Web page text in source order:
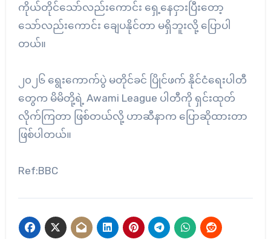
ကိုယ်တိုင်သော်လည်းကောင်း ရှေ့နေငှားပြီးတော့
သော်လည်းကောင်း ချေပနိုင်တာ မရှိဘူးလို့ ပြောပါ
တယ်။
၂၀၂၆ ရွေးကောက်ပွဲ မတိုင်ခင် ပြိုင်ဖက် နိုင်ငံရေးပါတီ
တွေက မိမိတို့ရဲ့ Awami League ပါတီကို ရှင်းထုတ်
လိုက်ကြတာ ဖြစ်တယ်လို့ ဟာဆီနာက ပြောဆိုထားတာ
ဖြစ်ပါတယ်။
Ref:BBC